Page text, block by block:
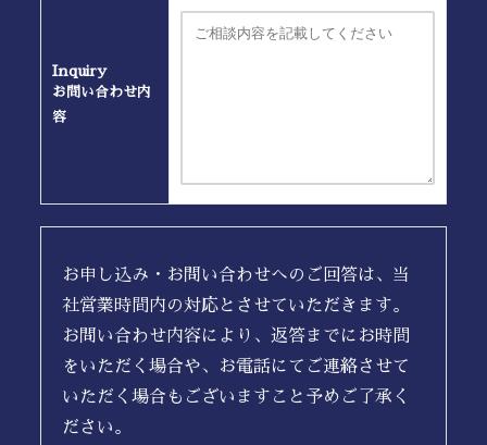
Inquiry
お問い合わせ内
容
お申し込み・お問い合わせへのご回答は、当
社営業時間内の対応とさせていただきます。
お問い合わせ内容により、返答までにお時間
をいただく場合や、お電話にてご連絡させて
いただく場合もございますこと予めご了承く
ださい。